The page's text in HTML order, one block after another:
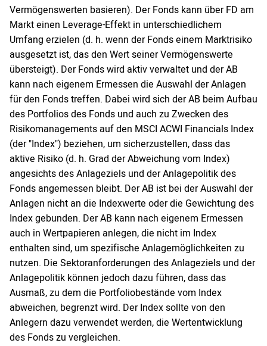
Vermögenswerten basieren). Der Fonds kann über FD am
Markt einen Leverage-Effekt in unterschiedlichem
Umfang erzielen (d. h. wenn der Fonds einem Marktrisiko
ausgesetzt ist, das den Wert seiner Vermögenswerte
übersteigt). Der Fonds wird aktiv verwaltet und der AB
kann nach eigenem Ermessen die Auswahl der Anlagen
für den Fonds treffen. Dabei wird sich der AB beim Aufbau
des Portfolios des Fonds und auch zu Zwecken des
Risikomanagements auf den MSCI ACWI Financials Index
(der "Index") beziehen, um sicherzustellen, dass das
aktive Risiko (d. h. Grad der Abweichung vom Index)
angesichts des Anlageziels und der Anlagepolitik des
Fonds angemessen bleibt. Der AB ist bei der Auswahl der
Anlagen nicht an die Indexwerte oder die Gewichtung des
Index gebunden. Der AB kann nach eigenem Ermessen
auch in Wertpapieren anlegen, die nicht im Index
enthalten sind, um spezifische Anlagemöglichkeiten zu
nutzen. Die Sektoranforderungen des Anlageziels und der
Anlagepolitik können jedoch dazu führen, dass das
Ausmaß, zu dem die Portfoliobestände vom Index
abweichen, begrenzt wird. Der Index sollte von den
Anlegern dazu verwendet werden, die Wertentwicklung
des Fonds zu vergleichen.